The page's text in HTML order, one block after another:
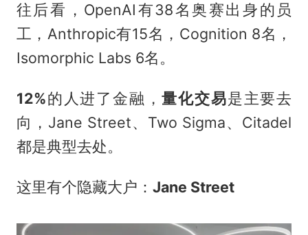
往后看，OpenAI有38名奥赛出身的员
工，Anthropic有15名，Cognition 8名，
Isomorphic Labs 6名。
12%的人进了金融，量化交易是主要去
向，Jane Street、Two Sigma、Citadel
都是典型去处。
这里有个隐藏大户： Jane Street